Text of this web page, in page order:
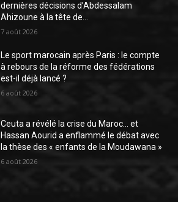
dernières décisions d’Abdessalam
Ahizoune à la tête de...
7 août 2026
Le sport marocain après Paris : le compte
à rebours de la réforme des fédérations
est-il déjà lancé ?
6 août 2026
Ceuta a révélé la crise du Maroc… et
Hassan Aourid a enflammé le débat avec
la thèse des « enfants de la Moudawana »
6 août 2026